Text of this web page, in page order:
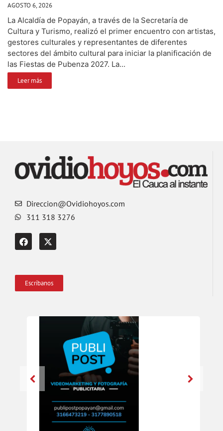
AGOSTO 6, 2026
La Alcaldía de Popayán, a través de la Secretaría de
Cultura y Turismo, realizó el primer encuentro con artistas,
gestores culturales y representantes de diferentes
sectores del ámbito cultural para iniciar la planificación de
las Fiestas de Pubenza 2027. La...
Leer más
Direccion@Ovidiohoyos.com
311 318 3276
Escríbanos